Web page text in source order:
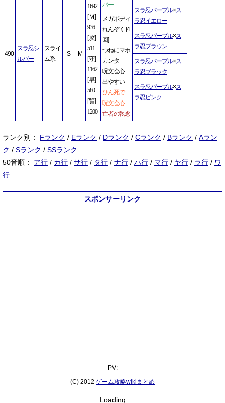
490
スラ忍シ
ルバー
スライ
ム系
S M
1692
[Ｍ]
936
[攻]
511
[守]
1162
[早]
580
[賢]
1200
バー
メガボディ
れんぞく [4
回]
つねにマホ
カンタ
呪文会心
出やすい
ひん死で
呪文会心
亡者の執念
スラ忍パープル×ス
ラ忍イエロー
スラ忍パープル×ス
ラ忍ブラウン
スラ忍パープル×ス
ラ忍ブラック
スラ忍パープル×ス
ラ忍ピンク
ランク別： Fランク / Eランク / Dランク / Cランク / Bランク / Aラン
ク / Sランク / SSランク
50音順： ア行 / カ行 / サ行 / タ行 / ナ行 / ハ行 / マ行 / ヤ行 / ラ行 / ワ
行
スポンサーリンク
PV:
(C) 2012 ゲーム攻略wikiまとめ
Loading